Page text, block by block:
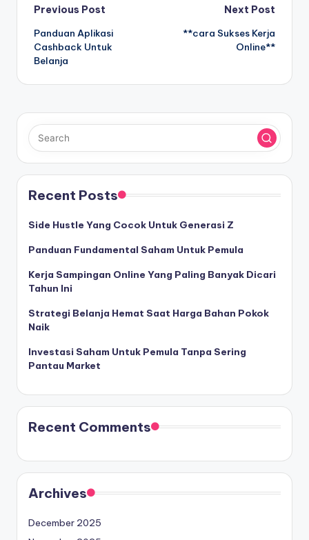
Post
navigation
Previous Post
Panduan Aplikasi
Cashback Untuk
Belanja
Next Post
**cara Sukses Kerja
Online**
Recent Posts
Side Hustle Yang Cocok Untuk Generasi Z
Panduan Fundamental Saham Untuk Pemula
Kerja Sampingan Online Yang Paling Banyak Dicari
Tahun Ini
Strategi Belanja Hemat Saat Harga Bahan Pokok
Naik
Investasi Saham Untuk Pemula Tanpa Sering
Pantau Market
Recent Comments
Archives
December 2025